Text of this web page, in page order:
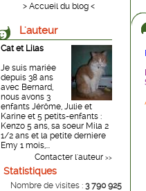
> Accueil du blog <
L'auteur
Cat et Lilas
Je suis mariée
depuis 38 ans
avec Bernard,
nous avons 3
enfants Jérôme, Julie et
Karine et 5 petits-enfants :
Kenzo 5 ans, sa soeur Mila 2
1/2 ans et la petite derniere
Emy 1 mois,...
Contacter l'auteur >>
Statistiques
Nombre de visites : 3 790 925